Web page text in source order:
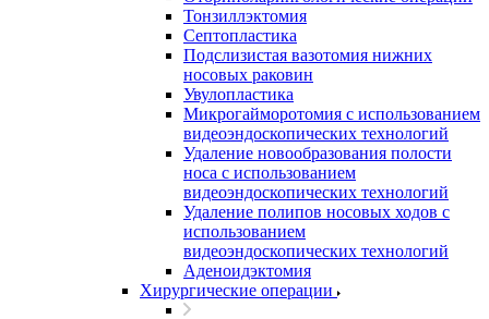
Тонзиллэктомия
Септопластика
Подслизистая вазотомия нижних
носовых раковин
Увулопластика
Микрогайморотомия с использованием
видеоэндоскопических технологий
Удаление новообразования полости
носа с использованием
видеоэндоскопических технологий
Удаление полипов носовых ходов с
использованием
видеоэндоскопических технологий
Аденоидэктомия
Хирургические операции